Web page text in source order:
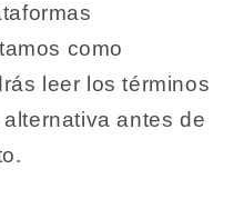
como
leer los términos
antes de